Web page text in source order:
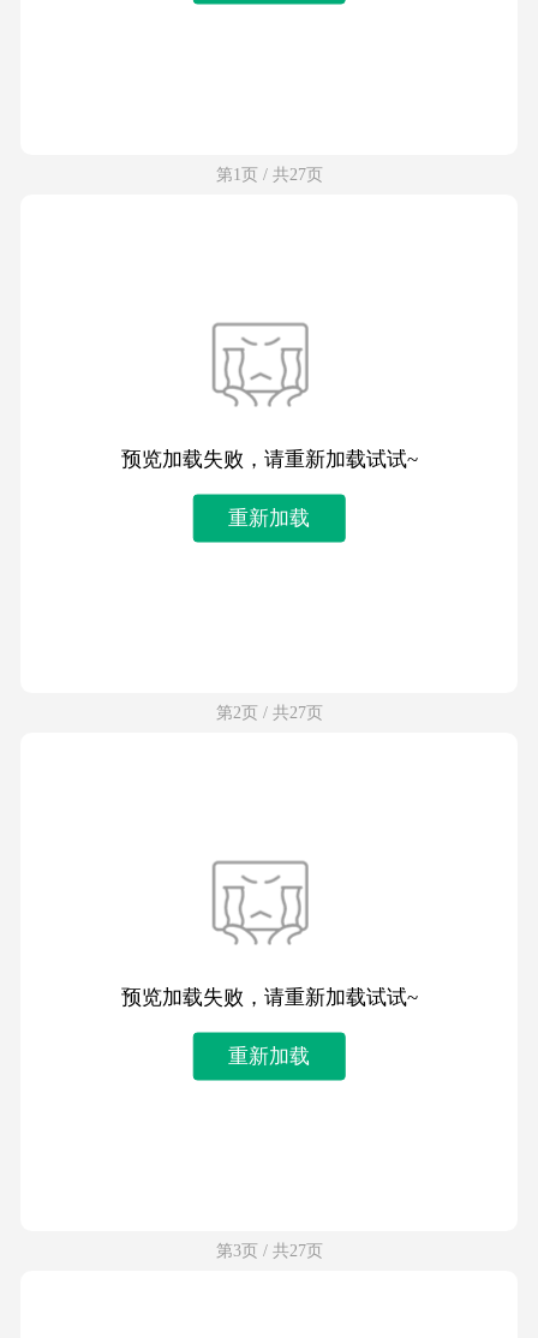
第1页 / 共27页
预览加载失败，请重新加载试试~
重新加载
第2页 / 共27页
预览加载失败，请重新加载试试~
重新加载
第3页 / 共27页